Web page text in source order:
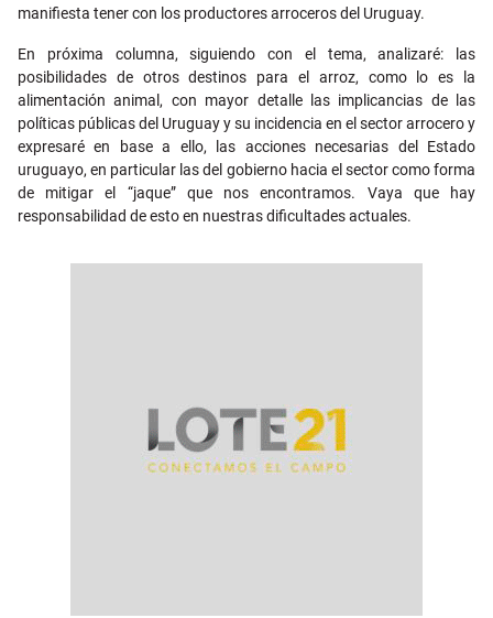
manifiesta tener con los productores arroceros del Uruguay.
En próxima columna, siguiendo con el tema, analizaré: las
posibilidades de otros destinos para el arroz, como lo es la
alimentación animal, con mayor detalle las implicancias de las
políticas públicas del Uruguay y su incidencia en el sector arrocero y
expresaré en base a ello, las acciones necesarias del Estado
uruguayo, en particular las del gobierno hacia el sector como forma
de mitigar el “jaque” que nos encontramos. Vaya que hay
responsabilidad de esto en nuestras dificultades actuales.